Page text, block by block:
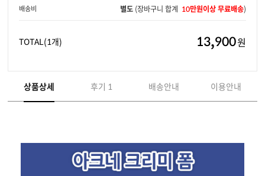
상품상세 후기 1 배송안내 이용안내
배송비 별도 (장바구니 합계 10만원이상 무료배송)
TOTAL 13,900원
(1개)